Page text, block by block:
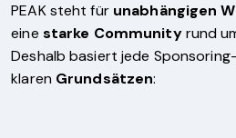
PEAK steht für unabhängigen
eine starke Communityrund
Deshalb basiert jede
klaren Grundsätzen: